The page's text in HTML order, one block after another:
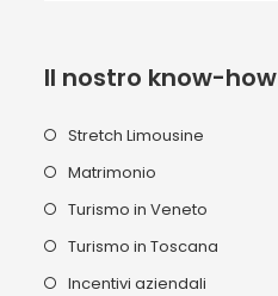
Il nostro know-how
Stretch Limousine
Matrimonio
Turismo in Veneto
Turismo in Toscana
Incentivi aziendali